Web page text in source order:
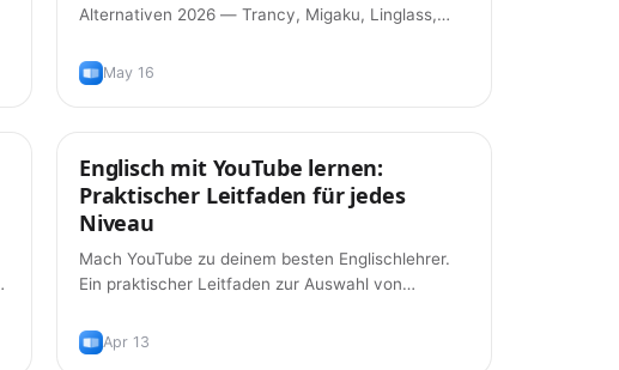
Alternativen 2026 — Trancy, Migaku, Linglass,
zu deinem Workflow passt.
May 16
Tipps
Englisch mit YouTube lernen:
Praktischer Leitfaden für jedes
Niveau
Mach YouTube zu deinem besten Englischlehrer.
Ein praktischer Leitfaden zur Auswahl von
und zum Aufbau von Wortschatz aus Videos, die
du sowieso schaust.
Apr 13